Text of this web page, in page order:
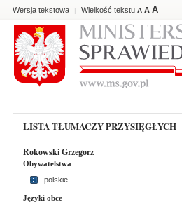
Wersja tekstowa | Wielkość tekstu A A A
LISTA TŁUMACZY PRZYSIĘGŁYCH
Rokowski Grzegorz
Obywatelstwa
polskie
Języki obce